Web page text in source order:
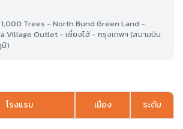
Trees - North Bund Green Land -
Village Outlet - เซี่ยงไฮ้ - กรุงเทพฯ (สนามบิน
)
โรงแรม เมือง ระดับ